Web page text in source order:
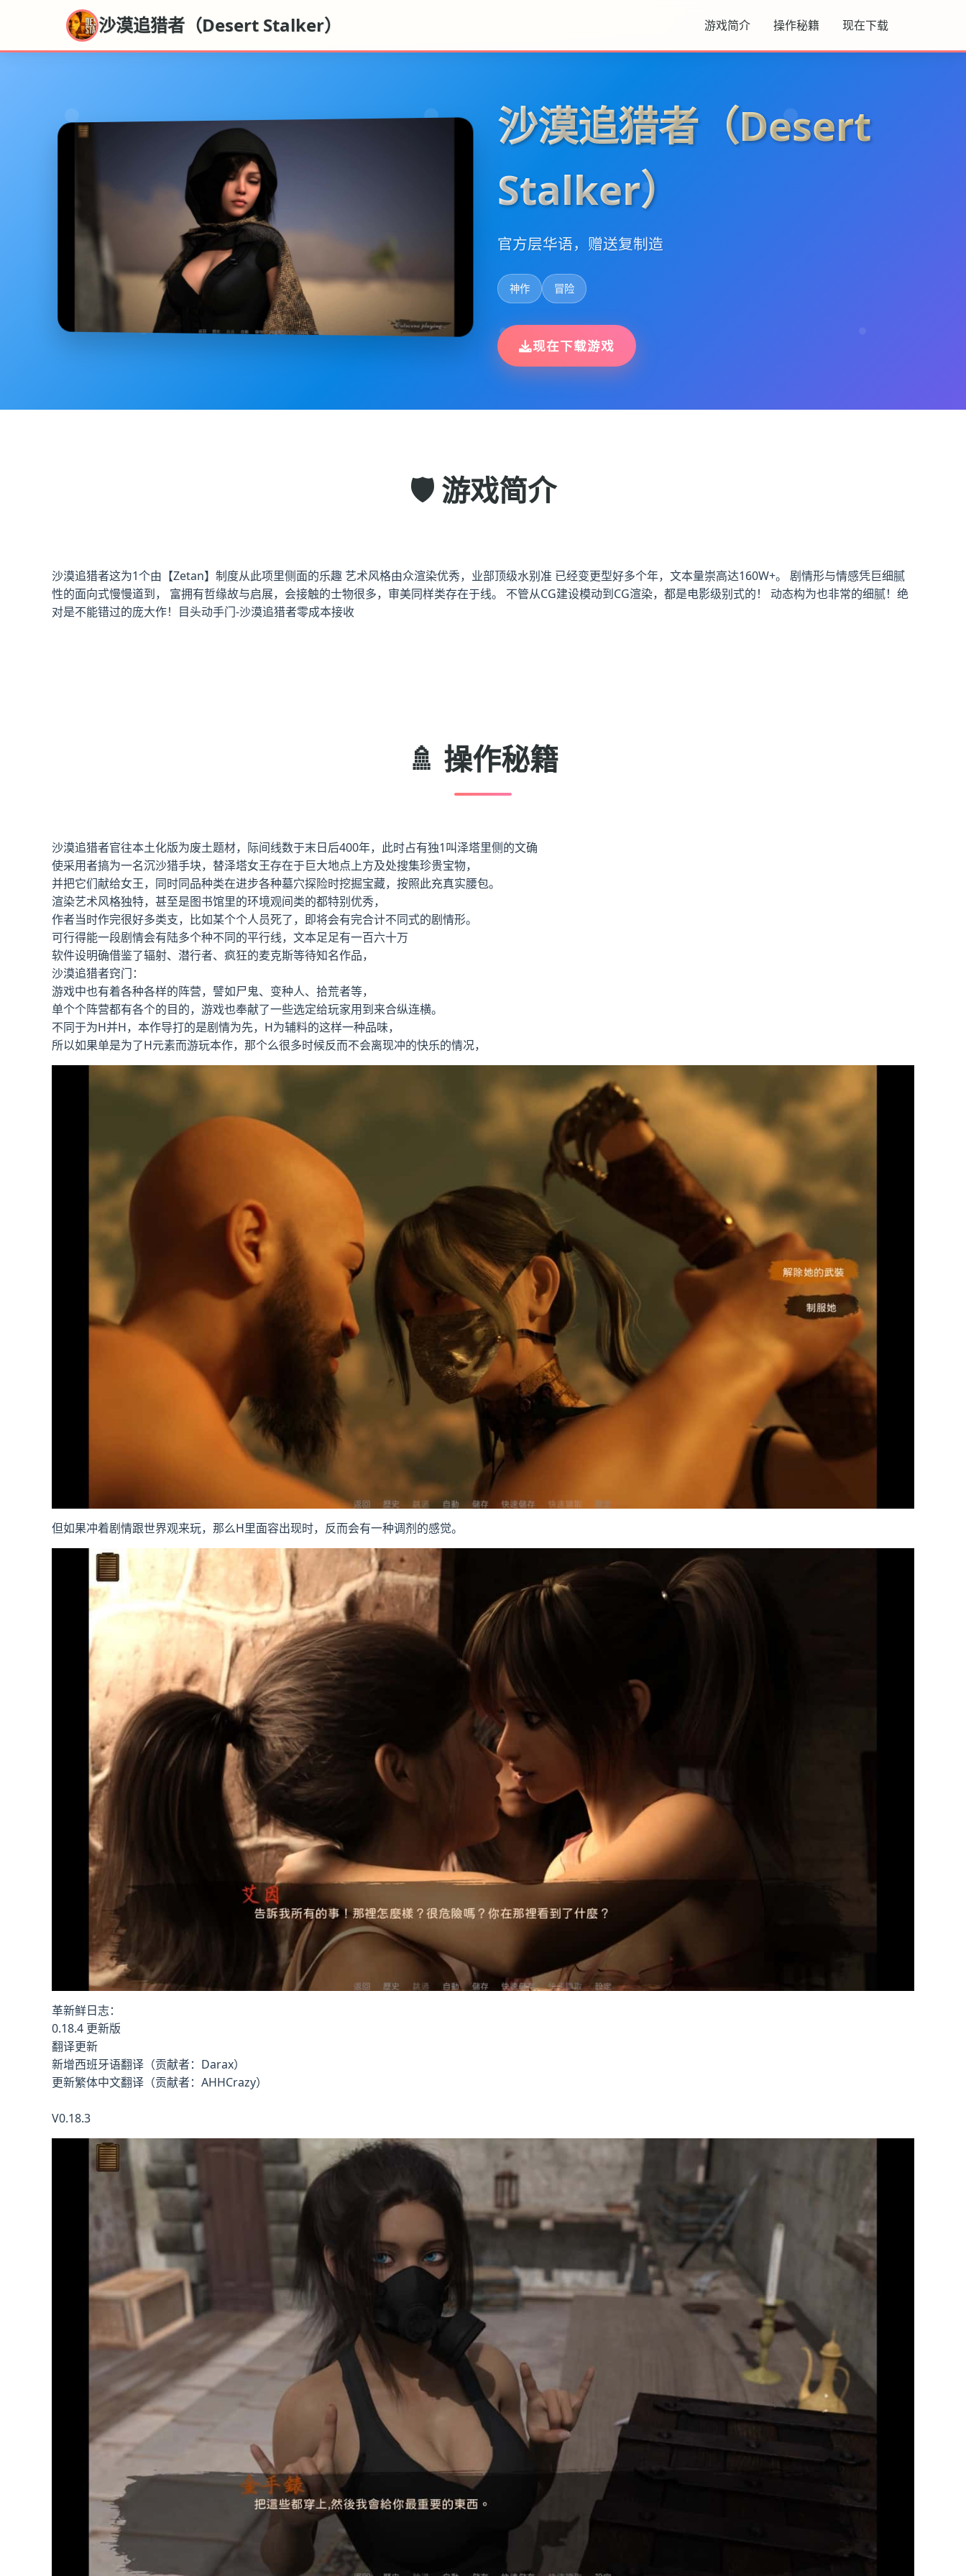
沙漠追猎者（Desert Stalker） 游戏简介 操作秘籍 现在下载
沙漠追猎者（Desert
Stalker）
官方层华语，赠送复制造
神作 冒险
现在下载游戏
🛡️ 游戏简介
沙漠追猎者这为1个由【Zetan】制度从此项里侧面的乐趣 艺术风格由众渲染优秀，业部顶级水别准 已经变更型好多个年，文本量崇高达160W+。 剧情形与情感凭巨细腻
性的面向式慢慢道到， 富拥有哲缘故与启展，会接触的士物很多，审美同样类存在于线。 不管从CG建设模动到CG渲染，都是电影级别式的！ 动态构为也非常的细腻！绝
对是不能错过的庞大作！目头动手门-沙漠追猎者零成本接收
🚿 操作秘籍
沙漠追猎者官往本土化版为废土题材，际间线数于末日后400年，此时占有独1叫泽塔里侧的文确
使采用者搞为一名沉沙猎手块，替泽塔女王存在于巨大地点上方及处搜集珍贵宝物，
并把它们献给女王，同时同品种类在进步各种墓穴探险时挖掘宝藏，按照此充真实腰包。
渲染艺术风格独特，甚至是图书馆里的环境观间类的都特别优秀，
作者当时作完很好多类支，比如某个个人员死了，即将会有完合计不同式的剧情形。
可行得能一段剧情会有陆多个种不同的平行线，文本足足有一百六十万
软件设明确借鉴了辐射、潜行者、疯狂的麦克斯等待知名作品，
沙漠追猎者窍门：
游戏中也有着各种各样的阵营，譬如尸鬼、变种人、拾荒者等，
单个个阵营都有各个的目的，游戏也奉献了一些选定给玩家用到来合纵连横。
不同于为H并H，本作导打的是剧情为先，H为辅料的这样一种品味，
所以如果单是为了H元素而游玩本作，那个么很多时候反而不会离现冲的快乐的情况，
但如果冲着剧情跟世界观来玩，那么H里面容出现时，反而会有一种调剂的感觉。
革新鲜日志：
0.18.4 更新版
翻译更新
新增西班牙语翻译（贡献者：Darax）
更新繁体中文翻译（贡献者：AHHCrazy）
V0.18.3